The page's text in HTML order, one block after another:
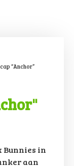
“Anchor”
Bunnies in
aan